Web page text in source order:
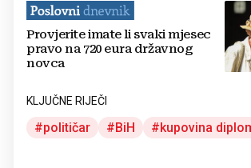
Provjerite imate li svaki mjesec
pravo na 720 eura državnog
novca
KLJUČNE RIJEČI
političar BiH kupovina